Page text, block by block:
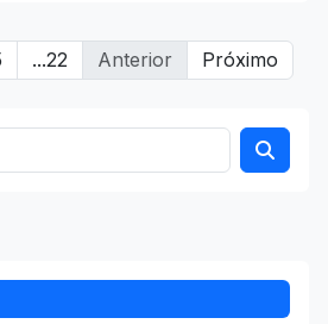
...22 Anterior Próximo